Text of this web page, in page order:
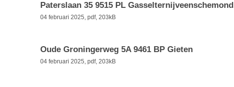
Paterslaan 35 9515 PL Gasselternijveenschemond
04 februari 2025, pdf, 203kB
Oude Groningerweg 5A 9461 BP Gieten
04 februari 2025, pdf, 203kB